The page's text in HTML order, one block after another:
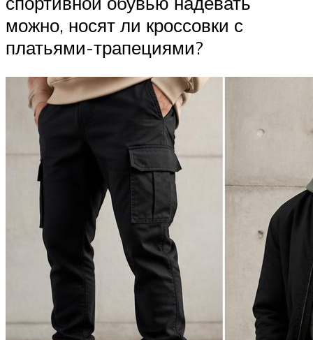
можно, носят ли кроссовки с
платьями-трапециями?